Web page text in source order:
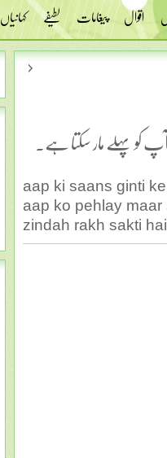
اقوال پیغامات لطیفے کہانیاں
کو پہلے مار سکتا ہے۔
aap ki saans ginti
aap ko pehlay
zindah rakh sakti